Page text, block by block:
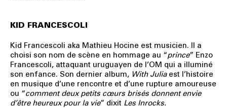
KID FRANCESCOLI
Kid Francescoli aka Mathieu Hocine est musicien. Il a
choisi son nom de scène en hommage au “prince” Enzo
Francescoli, attaquant uruguayen de l’OM qui a illuminé
son enfance. Son dernier album, With Juliaest l’histoire
en musique d’une rencontre et d’une rupture amoureuse
ou “comment deux petits cœurs brisés donnent envie
d’être heureux pour la vie” dixit Les Inrocks.